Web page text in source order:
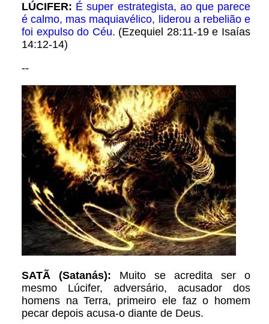
LÚCIFER: É super estrategista, ao que parece
é calmo, mas maquiavélico, liderou a rebelião e
foi expulso do Céu. (Ezequiel 28:11-19 e Isaías
14:12-14)
--
SATÃ (Satanás): Muito se acredita ser o
mesmo Lúcifer, adversário, acusador dos
homens na Terra, primeiro ele faz o homem
pecar depois acusa-o diante de Deus.